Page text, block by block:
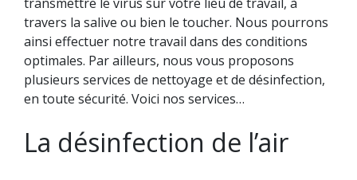
travers la salive ou bien le toucher. Nous pourrons
ainsi effectuer notre travail dans des conditions
optimales. Par ailleurs, nous vous proposons
plusieurs services de nettoyage et de désinfection,
en toute sécurité. Voici nos services…
La désinfection de l’air